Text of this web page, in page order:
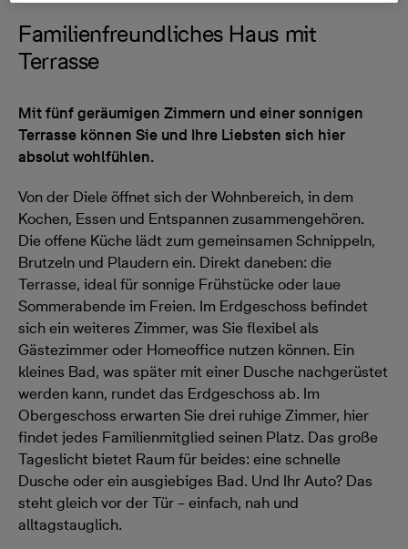
Familienfreundliches Haus mit
Terrasse
Mit fünf geräumigen Zimmern und einer sonnigen
Terrasse können Sie und Ihre Liebsten sich hier
absolut wohlfühlen.
Von der Diele öffnet sich der Wohnbereich, in dem
Kochen, Essen und Entspannen zusammengehören.
Die offene Küche lädt zum gemeinsamen Schnippeln,
Brutzeln und Plaudern ein. Direkt daneben: die
Terrasse, ideal für sonnige Frühstücke oder laue
Sommerabende im Freien. Im Erdgeschoss befindet
sich ein weiteres Zimmer, was Sie flexibel als
Gästezimmer oder Homeoffice nutzen können. Ein
kleines Bad, was später mit einer Dusche nachgerüstet
werden kann, rundet das Erdgeschoss ab. Im
Obergeschoss erwarten Sie drei ruhige Zimmer, hier
findet jedes Familienmitglied seinen Platz. Das große
Tageslicht bietet Raum für beides: eine schnelle
Dusche oder ein ausgiebiges Bad. Und Ihr Auto? Das
steht gleich vor der Tür – einfach, nah und
alltagstauglich.